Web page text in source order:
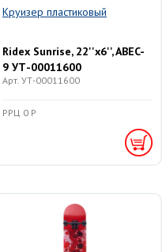
Круизер пластиковый
Ridex Sunrise, 22''x6'', ABEC-
9 УТ-00011600
Арт. УТ-00011600
РРЦ 0 Р